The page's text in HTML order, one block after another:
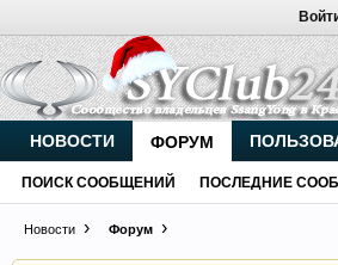
Новости Форум
Внимание, новые участники нашего
Основное общение происходит в
Присоединяйтесь.
Чип-тюнинг (прошивка)
Vahmurka
НОВОСТИ ФОРУМ
ПОИСК СООБЩЕНИЙ ПОСЛЕДНИЕ